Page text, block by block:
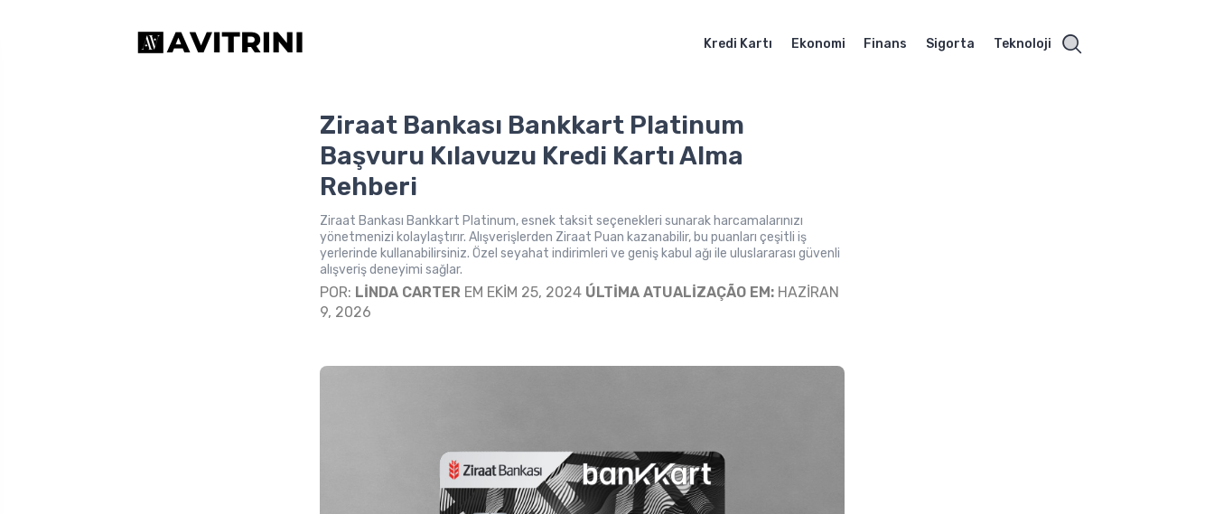
Kredi Kartı Ekonomi Finans Sigorta Teknoloji
Ziraat Bankası Bankkart Platinum
Başvuru Kılavuzu Kredi Kartı Alma
Rehberi
Ziraat Bankası Bankkart Platinum, esnek taksit seçenekleri sunarak harcamalarınızı
yönetmenizi kolaylaştırır. Alışverişlerden Ziraat Puan kazanabilir, bu puanları çeşitli iş
yerlerinde kullanabilirsiniz. Özel seyahat indirimleri ve geniş kabul ağı ile uluslararası güvenli
alışveriş deneyimi sağlar.
POR: LINDA CARTER EM EKIM 25, 2024 ÚLTIMA ATUALIZAÇÃO EM: HAZIRAN
9, 2026